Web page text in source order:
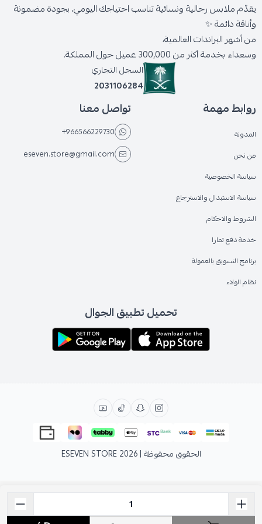
يقدّم ملابس رجالية ونسائية تناسب احتياجك اليومي، بجودة مضمونة
وأناقة دائمة ✨
من أشهر البراندات العالمية،
وسعداء بخدمة أكثر من 300,000 عميل حول المملكة.
السجل التجاري
2031106284
روابط مهمة
المدونة
من نحن
سياسة الخصوصية
سياسة الاستبدال والاسترجاع
الشروط والاحكام
خدمة دفع تمارا
برنامج التسويق بالعمولة
نظام الولاء
تواصل معنا
+966566229730
eseven.store@gmail.com
تحميل تطبيق الجوال
الحقوق محفوظة | 2026 ESEVEN STORE